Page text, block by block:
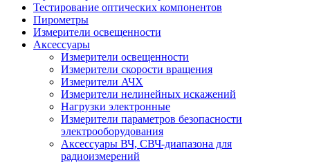
Тестирование оптических компонентов
Пирометры
Измерители освещенности
Аксессуары
Измерители освещенности
Измерители скорости вращения
Измерители АЧХ
Измерители нелинейных искажений
Нагрузки электронные
Измерители параметров безопасности
электрооборудования
Аксессуары ВЧ, СВЧ-диапазона для
радиоизмерений